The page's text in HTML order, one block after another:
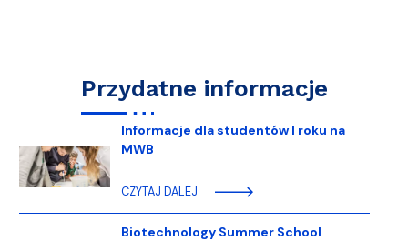
Przydatne informacje
Informacje dla studentów I roku na
MWB
CZYTAJ DALEJ
Biotechnology Summer School